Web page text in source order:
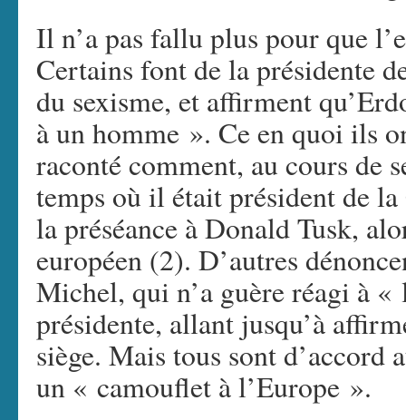
Il n’a pas fallu plus pour que
Certains font de la présidente
du sexisme, et affirment
à un homme ». Ce en quoi ils
raconté comment, au cours de
temps où il était président de
la préséance à Donald Tusk,
européen (2). D’autres
Michel, qui n’a guère réagi à
présidente, allant jusqu’à
siège. Mais tous sont d’accord
un « camouflet à l’Europe ».